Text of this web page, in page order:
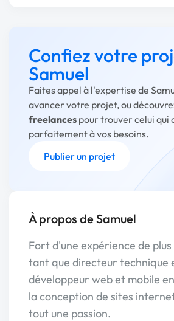
Confiez votre
Samuel
Faites appel à l'expertise de
avancer votre projet, ou
freelances pour trouver celui qui
parfaitement à vos besoins.
Publier un projet
À propos de Samuel
Fort d'une expérience de plus
tant que directeur technique
développeur web et mobile
la conception de sites
tout une passion.